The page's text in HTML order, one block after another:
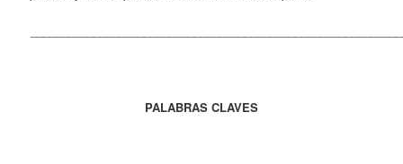
PALABRAS CLAVES